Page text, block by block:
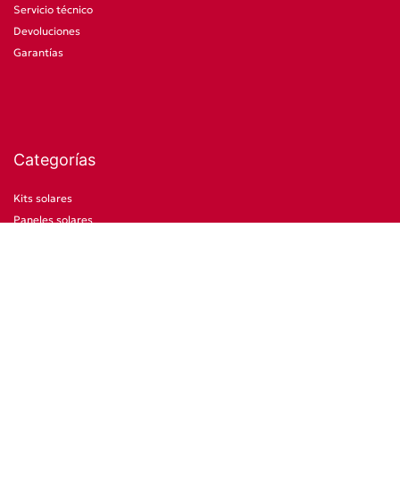
Servicio técnico
Devoluciones
Garantías
Categorías
Kits solares
Paneles solares